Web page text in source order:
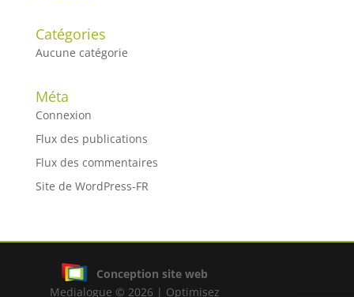
Catégories
Aucune catégorie
Méta
Connexion
Flux des publications
Flux des commentaires
Site de WordPress-FR
Conception site web
Medialogue © 2026 | Optimisez